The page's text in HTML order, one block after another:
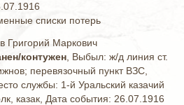
списки потерь
Григорий Маркович
контужен , Выбыл: ж/д линия ст.
перевязочный пункт ВЗС,
службы: 1-й Уральский казачий
казак, Дата события: 26.07.1916